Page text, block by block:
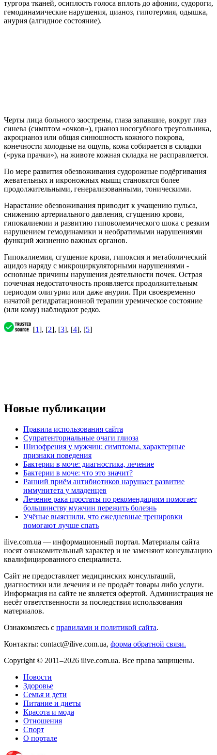
тургора тканей, осиплость голоса вплоть до афонии, судороги,
гемодинамические нарушения, цианоз, гипотермия, одышка,
анурия (алгидное состояние).
Черты лица больного заострены, глаза запавшие, вокруг глаз
синева (симптом «очков»), цианоз носогубного треугольника,
акроцианоз или общая синюшность кожного покрова,
конечности холодные на ощупь, кожа собирается в складки
(«рука прачки»), на животе кожная складка не расправляется.
По мере развития обезвоживания судорожные подёргивания
жевательных и икроножных мышц становятся более
продолжительными, генерализованными, тоническими.
Нарастание обезвоживания приводит к учащению пульса,
снижению артериального давления, сгущению крови,
гипокалиемии и развитию гиповолемического шока с резким
нарушением гемодинамики и необратимыми нарушениями
функций жизненно важных органов.
Гипокалиемия, сгущение крови, гипоксия и метаболический
ацидоз наряду с микроциркуляторными нарушениями -
основные причины нарушения деятельности почек. Острая
почечная недостаточность проявляется продолжительным
периодом олигурии или даже анурии. При своевременно
начатой регидратационной терапии уремическое состояние
(или кому) наблюдают редко.
[1], [2], [3], [4], [5]
Новые публикации
Правила использования сайта
Супратенториальные очаги глиоза
Шизофрения у мужчин: симптомы, характерные
признаки поведения
Бактерии в моче: диагностика, лечение
Бактерии в моче: что это значит?
Ранний приём антибиотиков нарушает развитие
иммунитета у младенцев
Лечение рака простаты по рекомендациям помогает
большинству мужчин пережить болезнь
Учёные выяснили, что ежедневные тренировки
помогают лучше спать
ilive.com.ua — информационный портал. Материалы сайта
носят ознакомительный характер и не заменяют консультацию
квалифицированного специалиста.
Сайт не предоставляет медицинских консультаций,
диагностики или лечения и не продаёт товары либо услуги.
Информация на сайте не является офертой. Администрация не
несёт ответственности за последствия использования
материалов.
Ознакомьтесь с правилами и политикой сайта.
Контакты: contact@ilive.com.ua, форма обратной связи.
Copyright © 2011–2026 ilive.com.ua. Все права защищены.
Новости
Здоровье
Семья и дети
Питание и диеты
Красота и мода
Отношения
Спорт
О портале